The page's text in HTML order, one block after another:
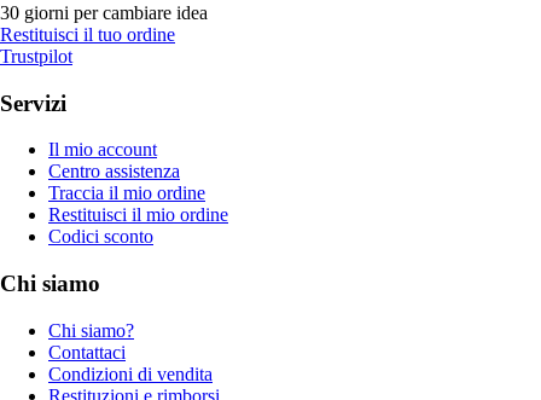
30 giorni per cambiare idea
Restituisci il tuo ordine
Trustpilot
Servizi
Il mio account
Centro assistenza
Traccia il mio ordine
Restituisci il mio ordine
Codici sconto
Chi siamo
Chi siamo?
Contattaci
Condizioni di vendita
Restituzioni e rimborsi